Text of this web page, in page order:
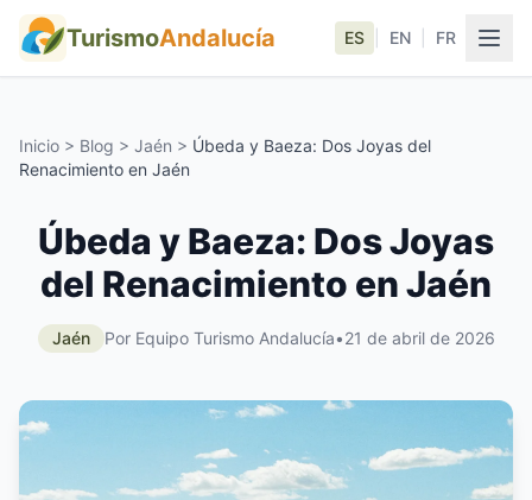
TurismoAndalucía ES EN FR
Inicio > Blog > Jaén > Úbeda y Baeza: Dos Joyas del
Renacimiento en Jaén
Úbeda y Baeza: Dos Joyas
del Renacimiento en Jaén
Jaén Por Equipo Turismo Andalucía•21 de abril de 2026